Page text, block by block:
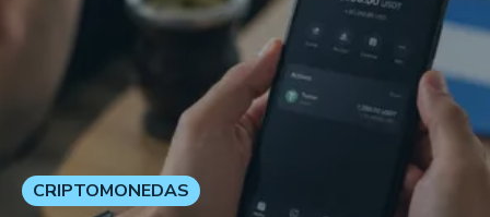
CRIPTOMONEDAS